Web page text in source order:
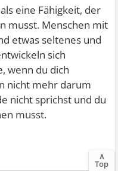
eine Fähigkeit, der
musst. Menschen mit
etwas seltenes und
sich
wenn du dich
nicht mehr darum
nicht sprichst und du
musst.
∧
Top